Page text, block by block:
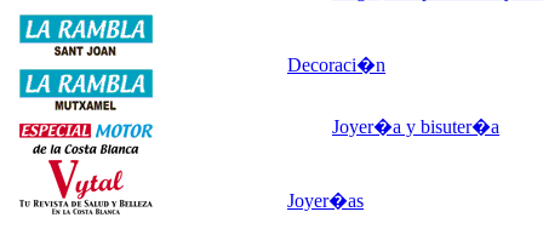
Decoraci�n
Joyer�a y bisuter�a
Joyer�as